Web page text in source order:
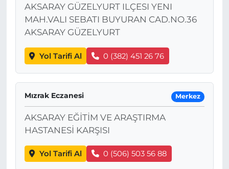
AKSARAY GÜZELYURT ILÇESI YENI
MAH.VALI SEBATI BUYURAN CAD.NO.36
AKSARAY GÜZELYURT
Yol Tarifi Al 0 (382) 451 26 76
Mızrak Eczanesi Merkez
AKSARAY EĞİTİM VE ARAŞTIRMA
HASTANESİ KARŞISI
Yol Tarifi Al 0 (506) 503 56 88